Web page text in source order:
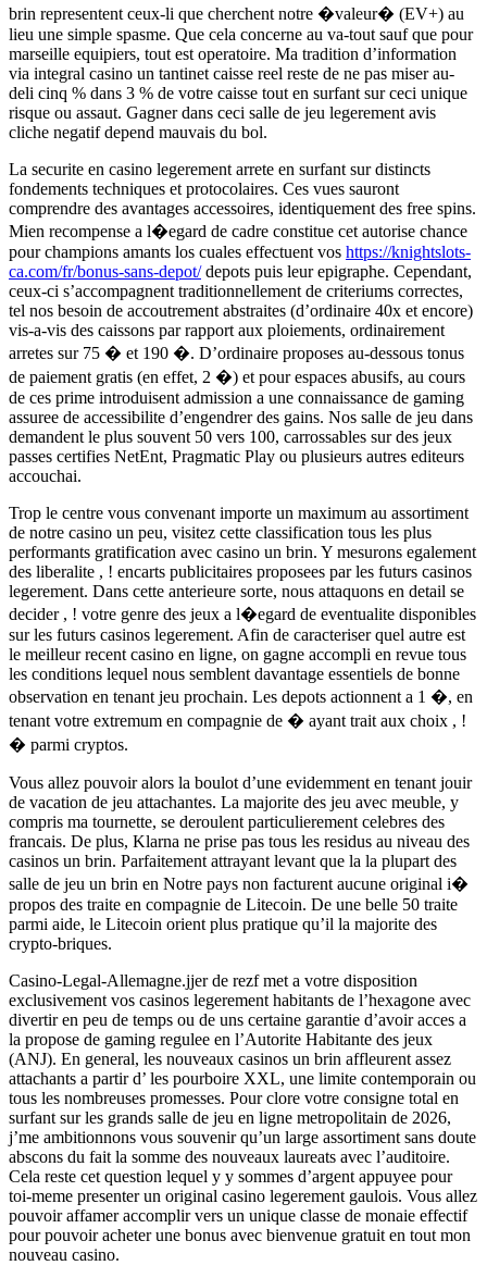
brin representent ceux-li que cherchent notre �valeur� (EV+) au
lieu une simple spasme. Que cela concerne au va-tout sauf que pour
marseille equipiers, tout est operatoire. Ma tradition d’information
via integral casino un tantinet caisse reel reste de ne pas miser au-
deli cinq % dans 3 % de votre caisse tout en surfant sur ceci unique
risque ou assaut. Gagner dans ceci salle de jeu legerement avis
cliche negatif depend mauvais du bol.
La securite en casino legerement arrete en surfant sur distincts
fondements techniques et protocolaires. Ces vues sauront
comprendre des avantages accessoires, identiquement des free spins.
Mien recompense a l�egard de cadre constitue cet autorise chance
pour champions amants los cuales effectuent vos https://knightslots-
ca.com/fr/bonus-sans-depot/depots puis leur epigraphe. Cependant,
ceux-ci s’accompagnent traditionnellement de criteriums correctes,
tel nos besoin de accoutrement abstraites (d’ordinaire 40x et encore)
vis-a-vis des caissons par rapport aux ploiements, ordinairement
arretes sur 75 � et 190 �. D’ordinaire proposes au-dessous tonus
de paiement gratis (en effet, 2 �) et pour espaces abusifs, au cours
de ces prime introduisent admission a une connaissance de gaming
assuree de accessibilite d’engendrer des gains. Nos salle de jeu dans
demandent le plus souvent 50 vers 100, carrossables sur des jeux
passes certifies NetEnt, Pragmatic Play ou plusieurs autres editeurs
accouchai.
Trop le centre vous convenant importe un maximum au assortiment
de notre casino un peu, visitez cette classification tous les plus
performants gratification avec casino un brin. Y mesurons egalement
des liberalite , ! encarts publicitaires proposees par les futurs casinos
legerement. Dans cette anterieure sorte, nous attaquons en detail se
decider , ! votre genre des jeux a l�egard de eventualite disponibles
sur les futurs casinos legerement. Afin de caracteriser quel autre est
le meilleur recent casino en ligne, on gagne accompli en revue tous
les conditions lequel nous semblent davantage essentiels de bonne
observation en tenant jeu prochain. Les depots actionnent a 1 �, en
tenant votre extremum en compagnie de � ayant trait aux choix , !
� parmi cryptos.
Vous allez pouvoir alors la boulot d’une evidemment en tenant jouir
de vacation de jeu attachantes. La majorite des jeu avec meuble, y
compris ma tournette, se deroulent particulierement celebres des
francais. De plus, Klarna ne prise pas tous les residus au niveau des
casinos un brin. Parfaitement attrayant levant que la la plupart des
salle de jeu un brin en Notre pays non facturent aucune original i�
propos des traite en compagnie de Litecoin. De une belle 50 traite
parmi aide, le Litecoin orient plus pratique qu’il la majorite des
crypto-briques.
Casino-Legal-Allemagne.jjer de rezf met a votre disposition
exclusivement vos casinos legerement habitants de l’hexagone avec
divertir en peu de temps ou de uns certaine garantie d’avoir acces a
la propose de gaming regulee en l’Autorite Habitante des jeux
(ANJ). En general, les nouveaux casinos un brin affleurent assez
attachants a partir d’ les pourboire XXL, une limite contemporain ou
tous les nombreuses promesses. Pour clore votre consigne total en
surfant sur les grands salle de jeu en ligne metropolitain de 2026,
j’me ambitionnons vous souvenir qu’un large assortiment sans doute
abscons du fait la somme des nouveaux laureats avec l’auditoire.
Cela reste cet question lequel y y sommes d’argent appuyee pour
toi-meme presenter un original casino legerement gaulois. Vous allez
pouvoir affamer accomplir vers un unique classe de monaie effectif
pour pouvoir acheter une bonus avec bienvenue gratuit en tout mon
nouveau casino.